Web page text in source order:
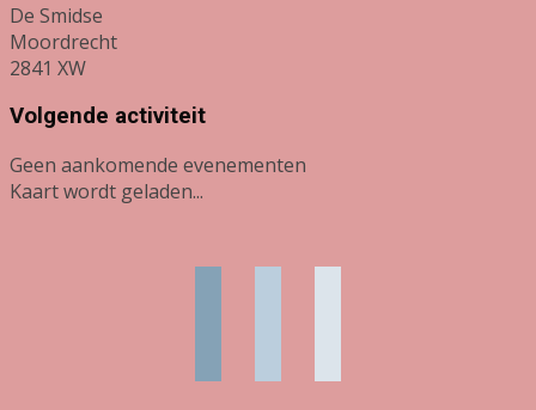
De Smidse
Moordrecht
2841 XW
Volgende activiteit
Geen aankomende evenementen
Kaart wordt geladen...